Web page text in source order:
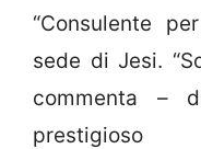
“Consulente
sede di Jesi.
commenta –